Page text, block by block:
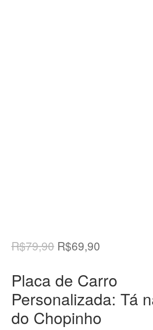
R$79,90 O
original
era:
R$79,90.
R$69,90O
atual
é:
R$69,90.
Placa de Carro
Personalizada: Tá
do Chopinho